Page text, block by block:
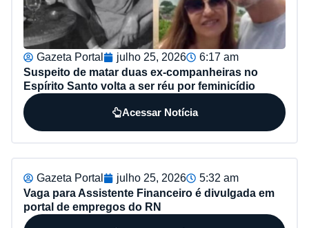
Gazeta Portal julho 25, 2026
6:17 am
Suspeito de matar duas ex-companheiras no
Espírito Santo volta a ser réu por feminicídio
Acessar Notícia
Gazeta Portal julho 25, 2026
5:32 am
Vaga para Assistente Financeiro é divulgada em
portal de empregos do RN